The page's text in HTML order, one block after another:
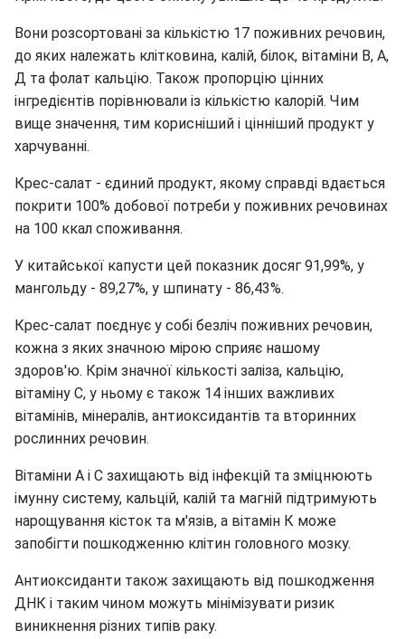
Вони розсортовані за кількістю 17 поживних речовин,
до яких належать клітковина, калій, білок, вітаміни В, А,
Д та фолат кальцію. Також пропорцію цінних
інгредієнтів порівнювали із кількістю калорій. Чим
вище значення, тим корисніший і цінніший продукт у
харчуванні.
Крес-салат - єдиний продукт, якому справді вдається
покрити 100% добової потреби у поживних речовинах
на 100 ккал споживання.
У китайської капусти цей показник досяг 91,99%, у
мангольду - 89,27%, у шпинату - 86,43%.
Крес-салат поєднує у собі безліч поживних речовин,
кожна з яких значною мірою сприяє нашому
здоров'ю. Крім значної кількості заліза, кальцію,
вітаміну С, у ньому є також 14 інших важливих
вітамінів, мінералів, антиоксидантів та вторинних
рослинних речовин.
Вітаміни А і С захищають від інфекцій та зміцнюють
імунну систему, кальцій, калій та магній підтримують
нарощування кісток та м'язів, а вітамін К може
запобігти пошкодженню клітин головного мозку.
Антиоксиданти також захищають від пошкодження
ДНК і таким чином можуть мінімізувати ризик
виникнення різних типів раку.